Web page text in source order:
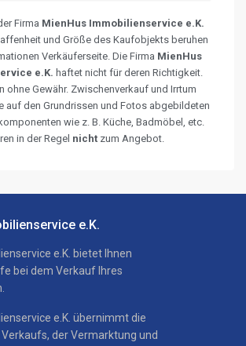
Firma MienHus Immobilienservice e.K.
und Größe des Kaufobjekts beruhen
Verkäuferseite. Die Firma MienHus
e.K. haftet nicht für deren Richtigkeit.
ohne Gewähr. Zwischenverkauf und Irrtum
auf den Grundrissen und Fotos abgebildeten
wie z. B. Küche, Badmöbel, etc.
in der Regel nichtzum Angebot.
e.K.
e.K. bietet Ihnen
bei dem Verkauf Ihres
e.K. übernimmt die
der Vermarktung und